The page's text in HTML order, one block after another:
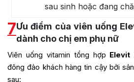
sau sinh hoặc đang
7Ưu điểm của viên uống
dành cho chị em phụ nữ
Viên uống vitamin tổng hợp Elevit
đông đảo khách hàng tin cậy bởi
sau: